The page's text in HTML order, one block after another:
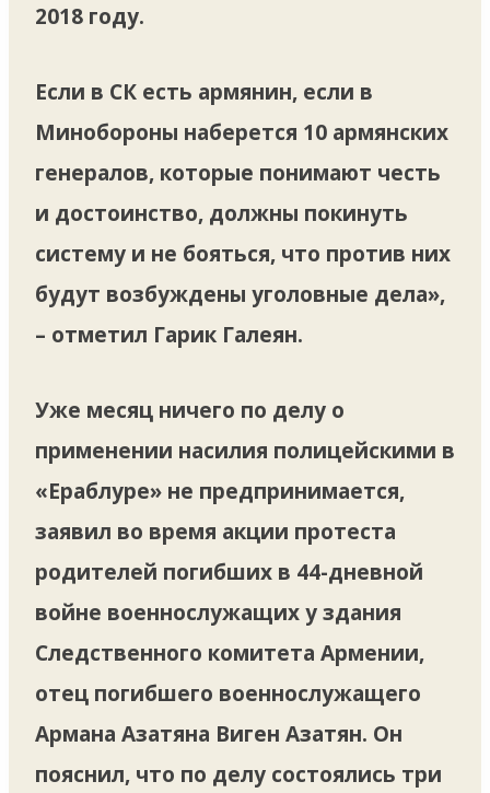
2018 году.
Если в СК есть армянин, если в
Минобороны наберется 10 армянских
генералов, которые понимают честь
и достоинство, должны покинуть
систему и не бояться, что против них
будут возбуждены уголовные дела»,
– отметил Гарик Галеян.
Уже месяц ничего по делу о
применении насилия полицейскими в
«Ераблуре» не предпринимается,
заявил во время акции протеста
родителей погибших в 44-дневной
войне военнослужащих у здания
Следственного комитета Армении,
отец погибшего военнослужащего
Армана Азатяна Виген Азатян. Он
пояснил, что по делу состоялись три